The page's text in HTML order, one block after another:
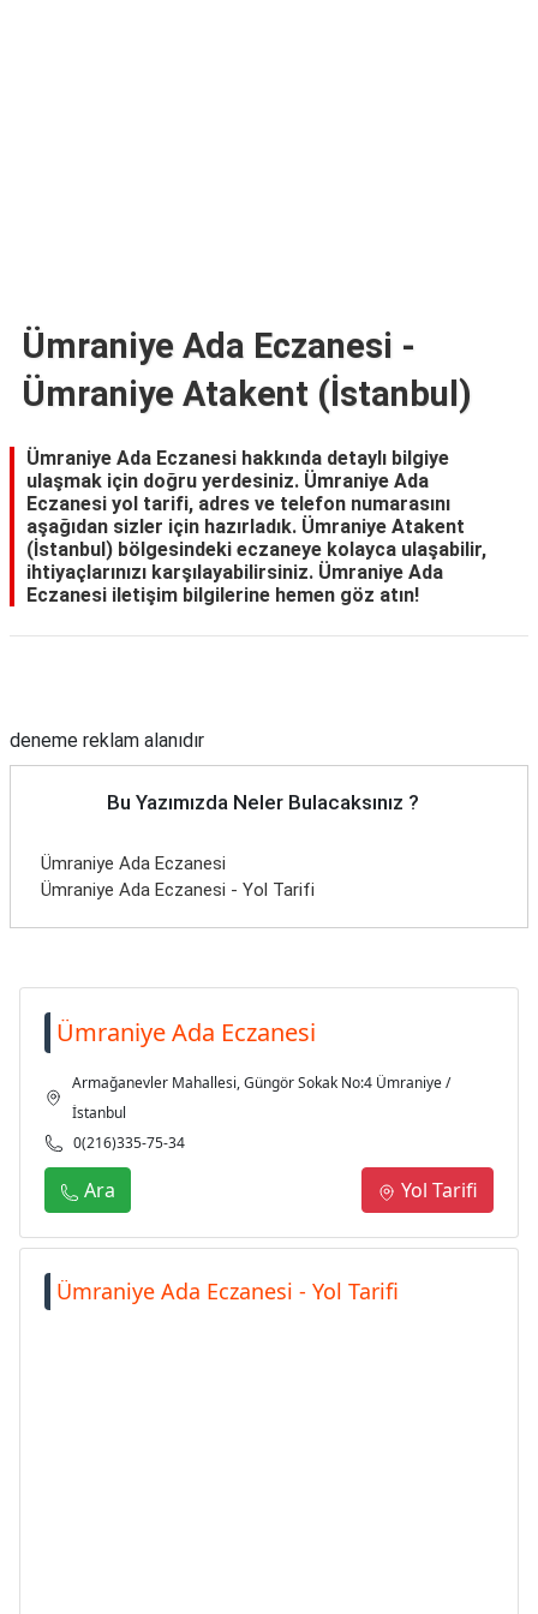
Ümraniye Ada Eczanesi -
Ümraniye Atakent (İstanbul)
Ümraniye Ada Eczanesi hakkında detaylı bilgiye
ulaşmak için doğru yerdesiniz. Ümraniye Ada
Eczanesi yol tarifi, adres ve telefon numarasını
aşağıdan sizler için hazırladık. Ümraniye Atakent
(İstanbul) bölgesindeki eczaneye kolayca ulaşabilir,
ihtiyaçlarınızı karşılayabilirsiniz. Ümraniye Ada
Eczanesi iletişim bilgilerine hemen göz atın!
deneme reklam alanıdır
Bu Yazımızda Neler Bulacaksınız ?
Ümraniye Ada Eczanesi
Ümraniye Ada Eczanesi - Yol Tarifi
Ümraniye Ada Eczanesi
Armağanevler Mahallesi, Güngör Sokak No:4 Ümraniye /
İstanbul
0(216)335-75-34
Ara Yol Tarifi
Ümraniye Ada Eczanesi - Yol Tarifi